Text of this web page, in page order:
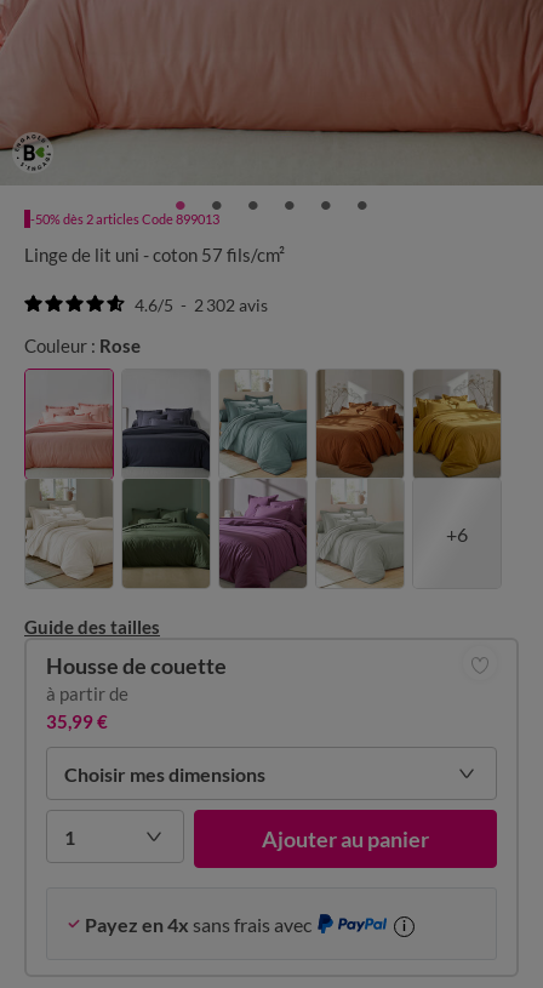
-50% dès 2 articles Code 899013
Linge de lit uni - coton 57 fils/cm²
4.6/5 - 2 302 avis
Couleur : Rose
+6
Guide des tailles
Choisir mes dimensions
1 Ajouter au panier
Payez en 4x sans frais avec i
Housse de couette
à partir de
35,99 €